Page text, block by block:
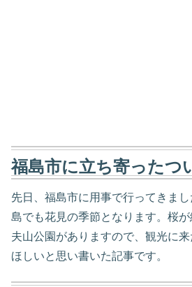
福島市に立ち寄ったつ
先日、福島市に用事で行ってきま
島でも花見の季節となります。桜
夫山公園がありますので、観光に
ほしいと思い書いた記事です。